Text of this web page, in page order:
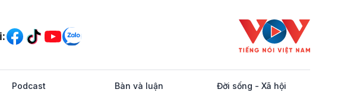
Podcast Bàn và luận Đời sống - Xã hội